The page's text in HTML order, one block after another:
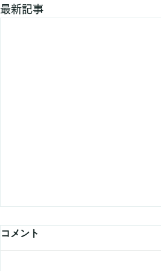
最新記事
腸活はダイエットに効果があ
る？今日からできる腸内環境
コメント